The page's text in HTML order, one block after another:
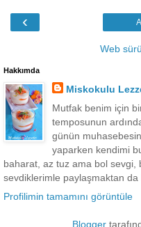
‹
Web
Hakkımda
Miskokulu
Mutfak benim için
temposunun
günün
yaparken kendimi
baharat, az tuz ama bol sevgi,
sevdiklerimle paylaşmaktan da
Profilimin tamamını görüntüle
Blogger